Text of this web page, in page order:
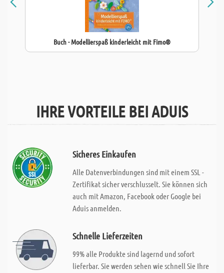
Buch - Modellierspaß kinderleicht mit Fimo®
IHRE VORTEILE BEI ADUIS
Sicheres Einkaufen
Alle Datenverbindungen sind mit einem SSL -
Zertifikat sicher verschlusselt. Sie können sich
auch mit Amazon, Facebook oder Google bei
Aduis anmelden.
Schnelle Lieferzeiten
99% alle Produkte sind lagernd und sofort
lieferbar. Sie werden sehen wie schnell Sie Ihre